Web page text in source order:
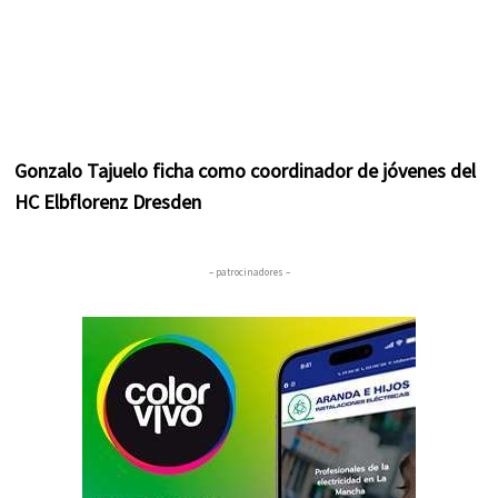
Gonzalo Tajuelo ficha como coordinador de jóvenes del
HC Elbflorenz Dresden
– patrocinadores –